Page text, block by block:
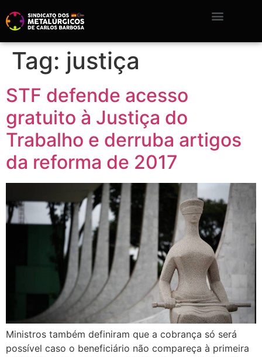
Tag: justiça
STF defende acesso
gratuito à Justiça do
Trabalho e derruba artigos
da reforma de 2017
Ministros também definiram que a cobrança só será
possível caso o beneficiário não compareça à primeira